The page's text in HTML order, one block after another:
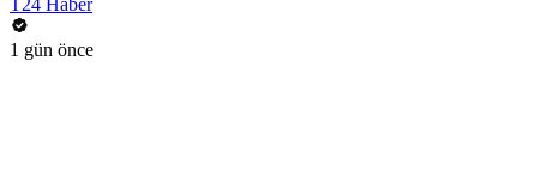
T24 Haber
1 gün önce